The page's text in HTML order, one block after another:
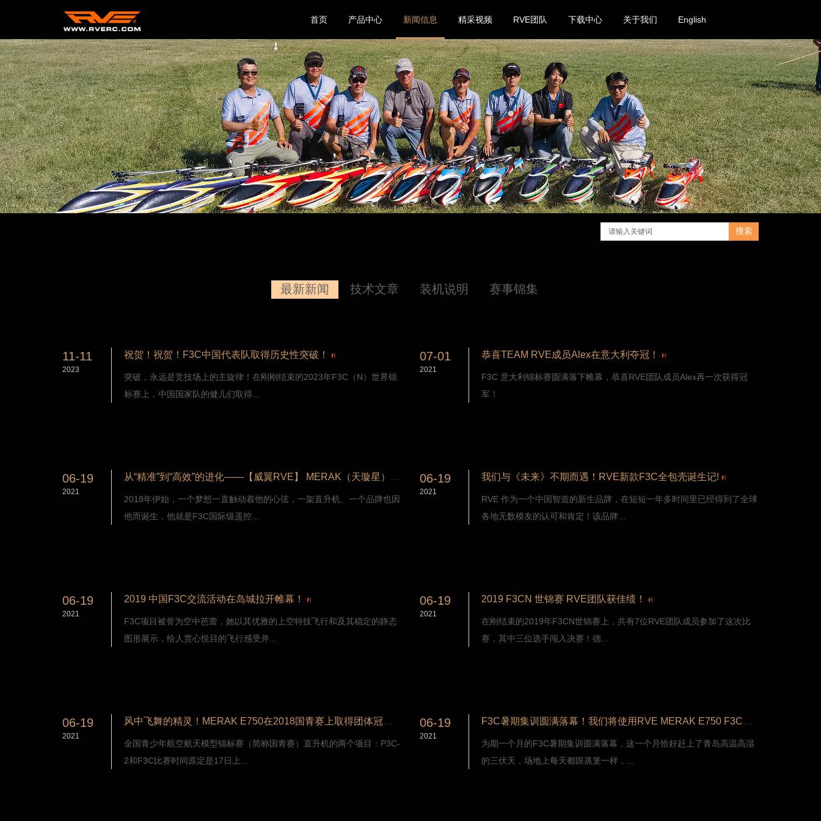
首页 产品中心 新闻信息 精采视频 RVE团队 下载中心 关于我们 English
搜索
最新新闻 技术文章 装机说明 赛事锦集
11-11
2023
祝贺！祝贺！F3C中国代表队取得历史性突破！
突破，永远是竞技场上的主旋律！在刚刚结束的2023年F3C（N）世界锦
标赛上，中国国家队的健儿们取得...
07-01
2021
恭喜TEAM RVE成员Alex在意大利夺冠！
F3C 意大利锦标赛圆满落下帷幕，恭喜RVE团队成员Alex再一次获得冠
军！
06-19
2021
从“精准”到“高效”的进化——【威翼RVE】 MERAK（天璇星） 750 EVO横空出世
2018年伊始，一个梦想一直触动着他的心弦，一架直升机、一个品牌也因
他而诞生，他就是F3C国际级遥控...
06-19
2021
我们与《未来》不期而遇！RVE新款F3C全包壳诞生记!
RVE 作为一个中国智造的新生品牌，在短短一年多时间里已经得到了全球
各地无数模友的认可和肯定！该品牌...
06-19
2021
2019 中国F3C交流活动在岛城拉开帷幕！
F3C项目被誉为空中芭蕾，她以其优雅的上空特技飞行和及其稳定的静态
图形展示，给人赏心悦目的飞行感受并...
06-19
2021
2019 F3CN 世锦赛 RVE团队获佳绩！
在刚结束的2019年F3CN世锦赛上，共有7位RVE团队成员参加了这次比
赛，其中三位选手闯入决赛！德...
06-19
2021
风中飞舞的精灵！MERAK E750在2018国青赛上取得团体冠军!
全国青少年航空航天模型锦标赛（简称国青赛）直升机的两个项目：P3C-
2和F3C比赛时间原定是17日上...
06-19
2021
F3C暑期集训圆满落幕！我们将使用RVE MERAK E750 F3C竞技机进军2018苏州国青赛！
为期一个月的F3C暑期集训圆满落幕，这一个月恰好赶上了青岛高温高湿
的三伏天，场地上每天都跟蒸笼一样，...